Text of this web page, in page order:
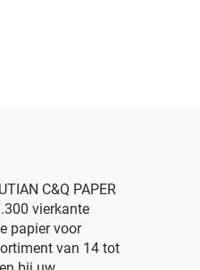
C&Q PAPER
vierkante
papier voor
van 14 tot